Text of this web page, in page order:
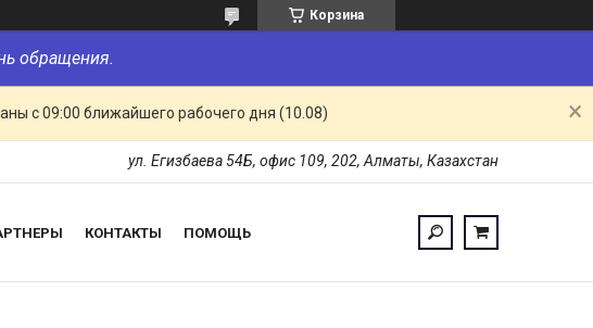
Корзина
обращения.
с 09:00 ближайшего рабочего дня (10.08)
ул. Егизбаева 54Б, офис 109, 202, Алматы, Казахстан
КОНТАКТЫ ПОМОЩЬ